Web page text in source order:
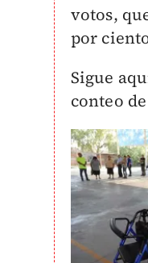
votos,
por
Sigue
conteo